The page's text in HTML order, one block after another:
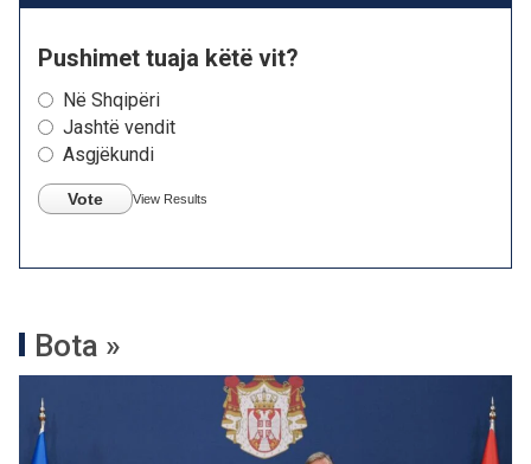
Pushimet tuaja këtë vit?
Në Shqipëri
Jashtë vendit
Asgjëkundi
Vote View Results
Bota »